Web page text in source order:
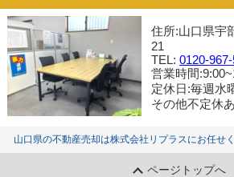
住所:山口県宇
21
TEL:0120-
営業時間
定休日:毎週水
その他不定休
山口県の不動産売却は株式会社リプラスにお任せ
ページトップへ